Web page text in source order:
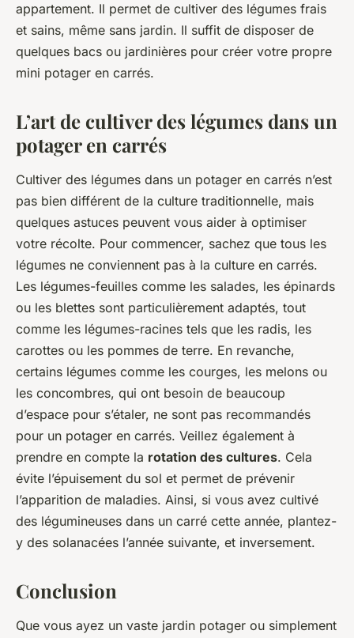
appartement. Il permet de cultiver des légumes frais
et sains, même sans jardin. Il suffit de disposer de
quelques bacs ou jardinières pour créer votre propre
mini potager en carrés.
L’art de cultiver des légumes dans un
potager en carrés
Cultiver des légumes dans un potager en carrés n’est
pas bien différent de la culture traditionnelle, mais
quelques astuces peuvent vous aider à optimiser
votre récolte. Pour commencer, sachez que tous les
légumes ne conviennent pas à la culture en carrés.
Les légumes-feuilles comme les salades, les épinards
ou les blettes sont particulièrement adaptés, tout
comme les légumes-racines tels que les radis, les
carottes ou les pommes de terre. En revanche,
certains légumes comme les courges, les melons ou
les concombres, qui ont besoin de beaucoup
d’espace pour s’étaler, ne sont pas recommandés
pour un potager en carrés. Veillez également à
prendre en compte la rotation des cultures. Cela
évite l’épuisement du sol et permet de prévenir
l’apparition de maladies. Ainsi, si vous avez cultivé
des légumineuses dans un carré cette année, plantez-
y des solanacées l’année suivante, et inversement.
Conclusion
Que vous ayez un vaste jardin potager ou simplement